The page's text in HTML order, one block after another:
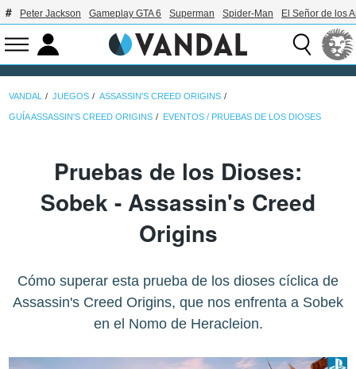
Peter Jackson Gameplay GTA 6 Superman Spider-Man El Señor de los
VANDAL JUEGOS ASSASSIN'S CREED ORIGINS
GUÍA ASSASSIN'S CREED ORIGINS EVENTOS / PRUEBAS DE LOS DIOSES
Pruebas de los Dioses:
Sobek - Assassin's Creed
Origins
Cómo superar esta prueba de los dioses cíclica de
Assassin's Creed Origins, que nos enfrenta a Sobek
en el Nomo de Heracleion.